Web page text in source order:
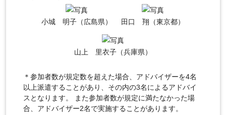
小城 明子（広島県） 田口 翔（東京都）
山上 里衣子（兵庫県）
＊参加者数が規定数を超えた場合、アドバイザーを4名
以上派遣することがあり、その内の3名によるアドバイ
スとなります。 また参加者数が規定に満たなかった場
合、アドバイザー2名で実施することがあります。